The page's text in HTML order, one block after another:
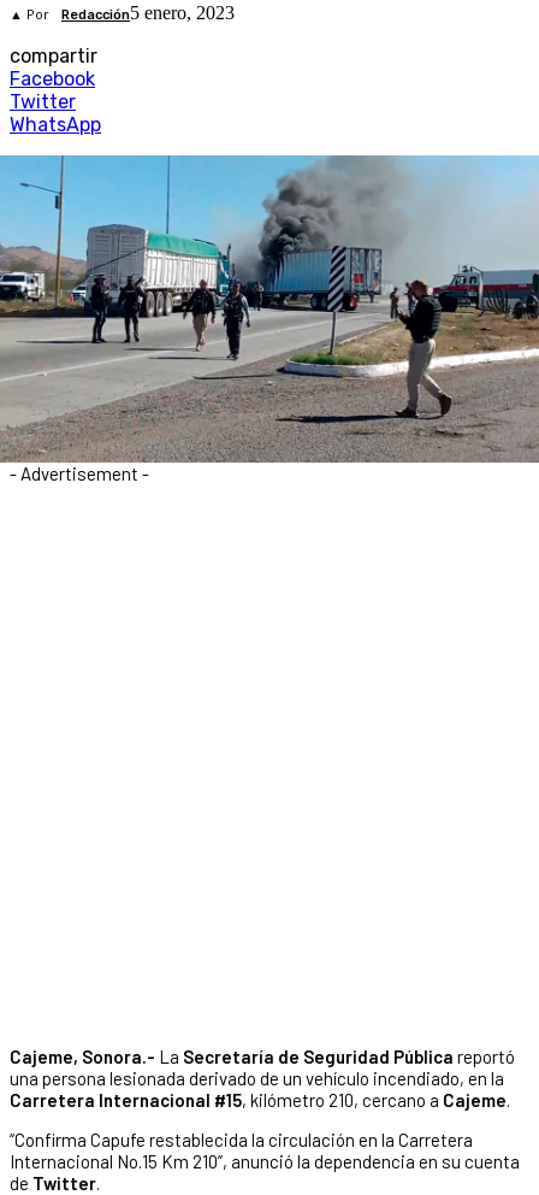
▲ Por Redacción5 enero, 2023
compartir
Facebook
Twitter
WhatsApp
- Advertisement -
Cajeme, Sonora.- La Secretaría de Seguridad Pública reportó
una persona lesionada derivado de un vehículo incendiado, en la
Carretera Internacional #15, kilómetro 210, cercano a Cajeme.
“Confirma Capufe restablecida la circulación en la Carretera
Internacional No.15 Km 210”, anunció la dependencia en su cuenta
de Twitter.